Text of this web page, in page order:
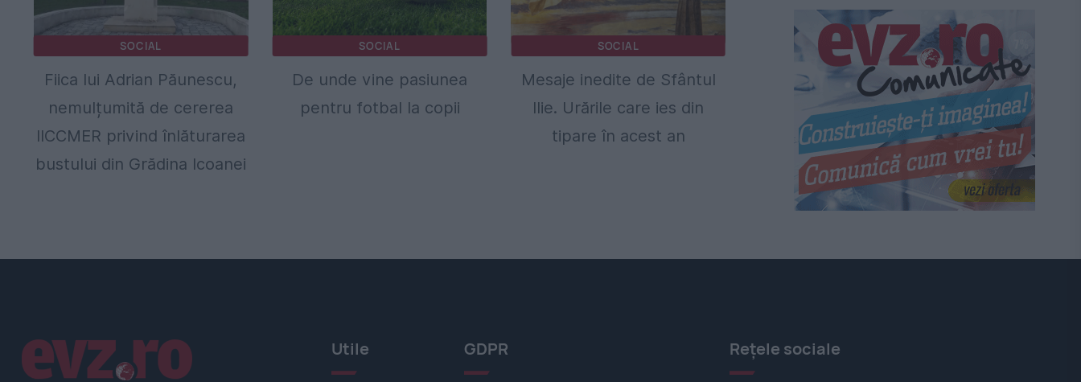
SOCIAL
Fiica lui Adrian Păunescu,
nemulțumită de cererea
IICCMER privind înlăturarea
bustului din Grădina Icoanei
SOCIAL
De unde vine pasiunea
pentru fotbal la copii
SOCIAL
Mesaje inedite de Sfântul
Ilie. Urările care ies din
tipare în acest an
Linkuri utile Utile GDPR Rețele sociale